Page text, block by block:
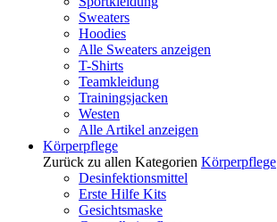
Sweaters
Hoodies
Alle Sweaters anzeigen
T-Shirts
Teamkleidung
Trainingsjacken
Westen
Alle Artikel anzeigen
Körperpflege
Zurück zu allen Kategorien Körperpflege
Desinfektionsmittel
Erste Hilfe Kits
Gesichtsmaske